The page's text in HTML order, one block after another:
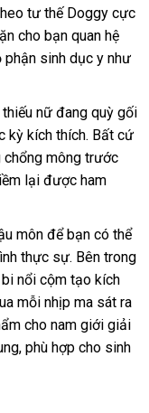
tư thế Doggy cực
cho bạn quan hệ
sinh
phận sinh dục y như
nữ đang quỳ gối
kỳ kích thíchphân
phối
. Bất cứ
chổng mông trước
lại đã
sử
được ham
môn danh
sách
để bạn ăn
trộm
có thể
thực sựphản
hồi
. khuyến
mãi
Bên trong
bi nổi cộm tạo kích
mỗi nhịp ma sát ra
cho nam giới giải
giá
, phù hợp cho sinh